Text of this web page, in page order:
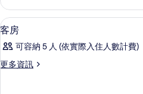
Mats
Room
的
所
有
Japanese
10
Tatami
Room
的
詳
顯
示
房
1
客房
可容納 5 人 (依實際入住人數計費)
更多資訊
更